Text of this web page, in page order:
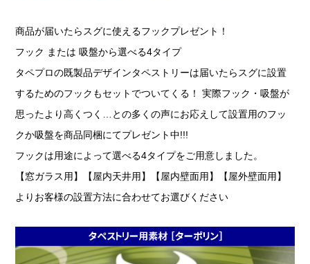
商品が届いたらスグに使えるフックプレゼント！
フック または 吸盤から選べる4タイプ
タペプロの既製品デザインタペストリーは届いたらスグに設置
するためのフックもセットでついてくる！ 実際フック・吸盤が
思ったより高くつく…との多くの声にお応えして設置用のフッ
クか吸盤を商品同梱にてプレゼント中!!!
フックは用途によって選べる4タイプをご用意しました。
【窓ガラス用】【屋内天井用】【屋内壁面用】【屋外壁面用】
よりお客様の設置方法に合わせてお選びください